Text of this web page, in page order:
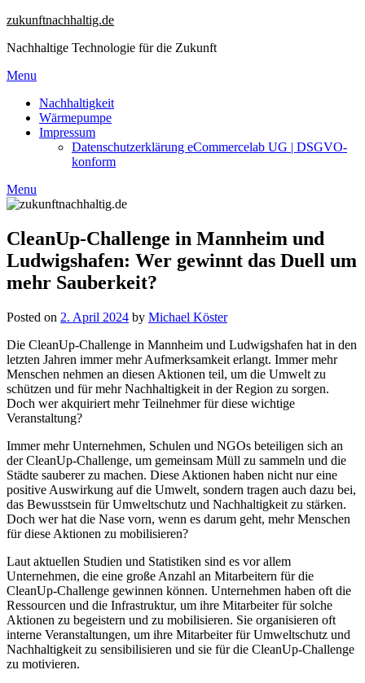
Skip
content
zukunftnachhaltig.de
Nachhaltige Technologie für die Zukunft
Menu
Nachhaltigkeit
Wärmepumpe
Impressum
Datenschutzerklärung eCommercelab UG | DSGVO-
konform
Menu
CleanUp-Challenge in Mannheim und
Ludwigshafen: Wer gewinnt das Duell um
mehr Sauberkeit?
Posted on 2. April 2024 by Michael Köster
Die CleanUp-Challenge in Mannheim und Ludwigshafen hat in den
letzten Jahren immer mehr Aufmerksamkeit erlangt. Immer mehr
Menschen nehmen an diesen Aktionen teil, um die Umwelt zu
schützen und für mehr Nachhaltigkeit in der Region zu sorgen.
Doch wer akquiriert mehr Teilnehmer für diese wichtige
Veranstaltung?
Immer mehr Unternehmen, Schulen und NGOs beteiligen sich an
der CleanUp-Challenge, um gemeinsam Müll zu sammeln und die
Städte sauberer zu machen. Diese Aktionen haben nicht nur eine
positive Auswirkung auf die Umwelt, sondern tragen auch dazu bei,
das Bewusstsein für Umweltschutz und Nachhaltigkeit zu stärken.
Doch wer hat die Nase vorn, wenn es darum geht, mehr Menschen
für diese Aktionen zu mobilisieren?
Laut aktuellen Studien und Statistiken sind es vor allem
Unternehmen, die eine große Anzahl an Mitarbeitern für die
CleanUp-Challenge gewinnen können. Unternehmen haben oft die
Ressourcen und die Infrastruktur, um ihre Mitarbeiter für solche
Aktionen zu begeistern und zu mobilisieren. Sie organisieren oft
interne Veranstaltungen, um ihre Mitarbeiter für Umweltschutz und
Nachhaltigkeit zu sensibilisieren und sie für die CleanUp-Challenge
zu motivieren.